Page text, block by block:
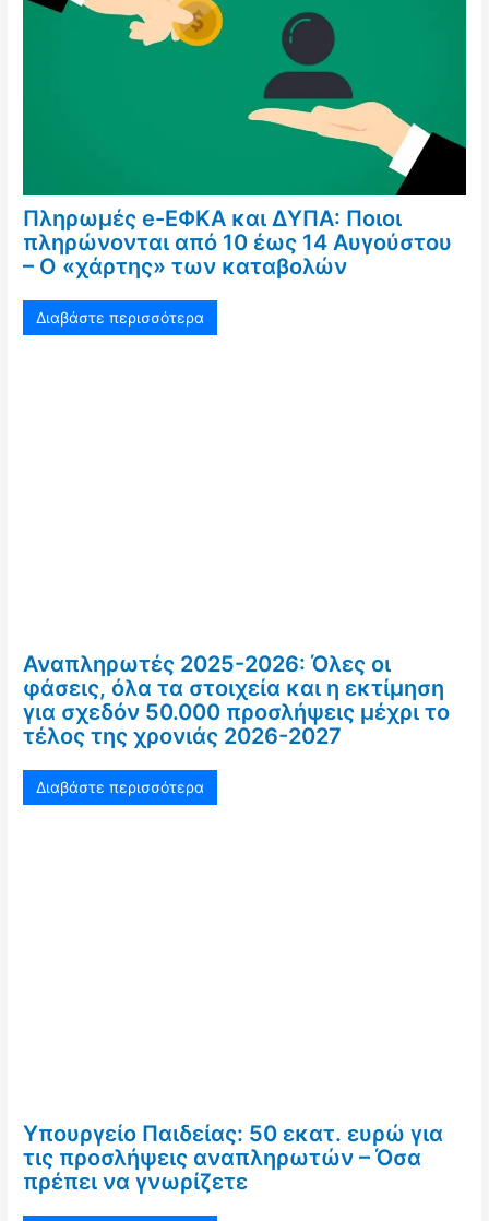
Πληρωμές e-ΕΦΚΑ και ΔΥΠΑ: Ποιοι
πληρώνονται από 10 έως 14 Αυγούστου
– Ο «χάρτης» των καταβολών
Διαβάστε περισσότερα
Αναπληρωτές 2025-2026: Όλες οι
φάσεις, όλα τα στοιχεία και η εκτίμηση
για σχεδόν 50.000 προσλήψεις μέχρι το
τέλος της χρονιάς 2026-2027
Διαβάστε περισσότερα
Υπουργείο Παιδείας: 50 εκατ. ευρώ για
τις προσλήψεις αναπληρωτών – Όσα
πρέπει να γνωρίζετε